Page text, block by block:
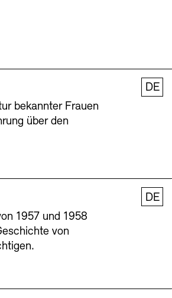
bekannter Frauen
über den
DE
1957 und 1958
von
DE